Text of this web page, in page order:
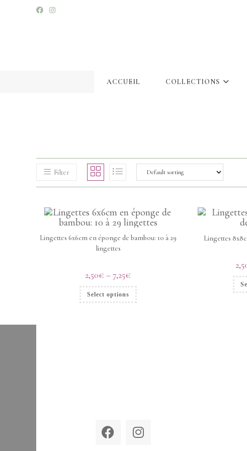
ACCUEIL COLLECTIONS
Filter
Lingettes 6x6cm en éponge de bambou: 10 à 29
lingettes
2,50€ –7,25€
Select options
Lingettes